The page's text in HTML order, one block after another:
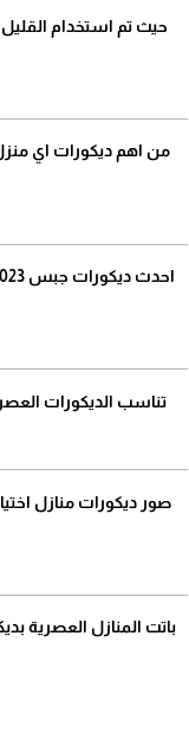
حيث تم استخدام القليل
من اهم ديكورات اي
تناسب الديكورات
صور ديكورات منازل
باتت المنازل العصرية